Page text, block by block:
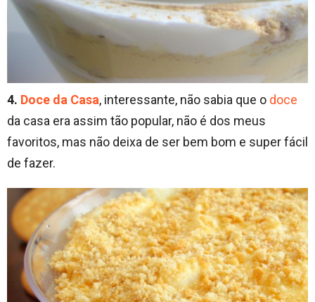
4. Doce da Casa, interessante, não sabia que o doce
da casa era assim tão popular, não é dos meus
favoritos, mas não deixa de ser bem bom e super fácil
de fazer.